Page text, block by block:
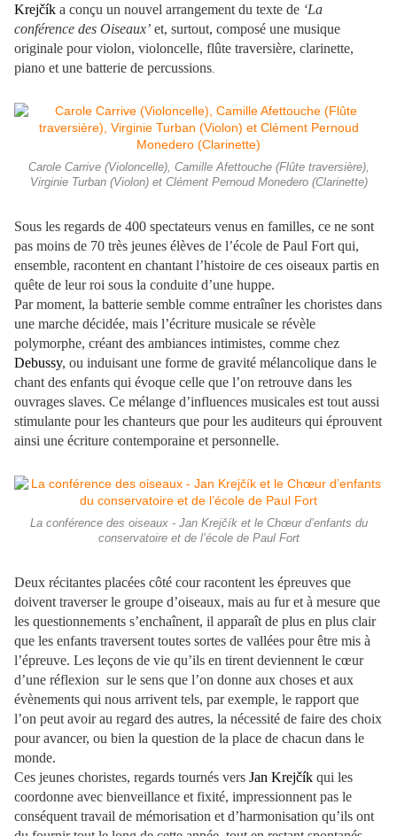
Krejčík a conçu un nouvel arrangement du texte de ‘La
conférence des Oiseaux’ et, surtout, composé une musique
originale pour violon, violoncelle, flûte traversière, clarinette,
piano et une batterie de percussions.
Carole Carrive (Violoncelle), Camille Afettouche (Flûte traversière),
Virginie Turban (Violon) et Clément Pernoud Monedero (Clarinette)
Sous les regards de 400 spectateurs venus en familles, ce ne sont
pas moins de 70 très jeunes élèves de l’école de Paul Fort qui,
ensemble, racontent en chantant l’histoire de ces oiseaux partis en
quête de leur roi sous la conduite d’une huppe.
Par moment, la batterie semble comme entraîner les choristes dans
une marche décidée, mais l’écriture musicale se révèle
polymorphe, créant des ambiances intimistes, comme chez
Debussy, ou induisant une forme de gravité mélancolique dans le
chant des enfants qui évoque celle que l’on retrouve dans les
ouvrages slaves. Ce mélange d’influences musicales est tout aussi
stimulante pour les chanteurs que pour les auditeurs qui éprouvent
ainsi une écriture contemporaine et personnelle.
La conférence des oiseaux - Jan Krejčík et le Chœur d’enfants du
conservatoire et de l’école de Paul Fort
Deux récitantes placées côté cour racontent les épreuves que
doivent traverser le groupe d’oiseaux, mais au fur et à mesure que
les questionnements s’enchaînent, il apparaît de plus en plus clair
que les enfants traversent toutes sortes de vallées pour être mis à
l’épreuve. Les leçons de vie qu’ils en tirent deviennent le cœur
d’une réflexion sur le sens que l’on donne aux choses et aux
évènements qui nous arrivent tels, par exemple, le rapport que
l’on peut avoir au regard des autres, la nécessité de faire des choix
pour avancer, ou bien la question de la place de chacun dans le
monde.
Ces jeunes choristes, regards tournés vers Jan Krejčík qui les
coordonne avec bienveillance et fixité, impressionnent pas le
conséquent travail de mémorisation et d’harmonisation qu’ils ont